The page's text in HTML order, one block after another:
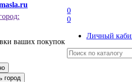
ваших покупок
город
0
0
Личный